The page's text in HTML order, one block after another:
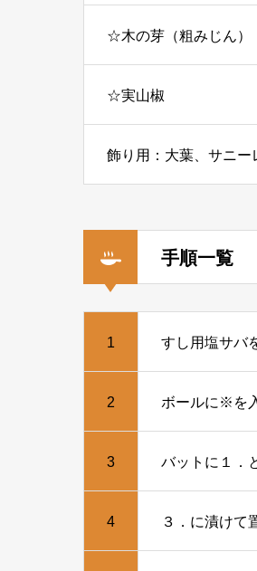
☆木の芽（粗みじん）
☆実山椒
飾り用：大葉、サニ
手順一覧
1 すし用塩サバ
2 ボールに※を
3 バットに１．
4 ３．に漬けて